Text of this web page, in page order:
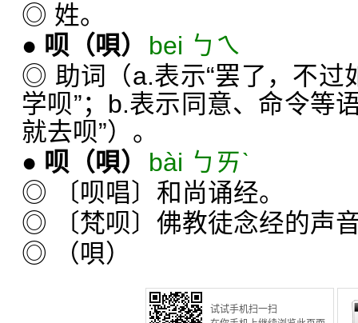
◎ 姓。
● 呗 （唄）
bei ㄅㄟ
◎ 助词（a.表示“罢了，不过
学呗”；b.表示同意、命令等
就去呗”）。
● 呗 （唄）
bài ㄅㄞˋ
◎ 〔呗唱〕和尚诵经。
◎ 〔梵呗〕佛教徒念经的声
◎ （唄）
试试手机扫一扫